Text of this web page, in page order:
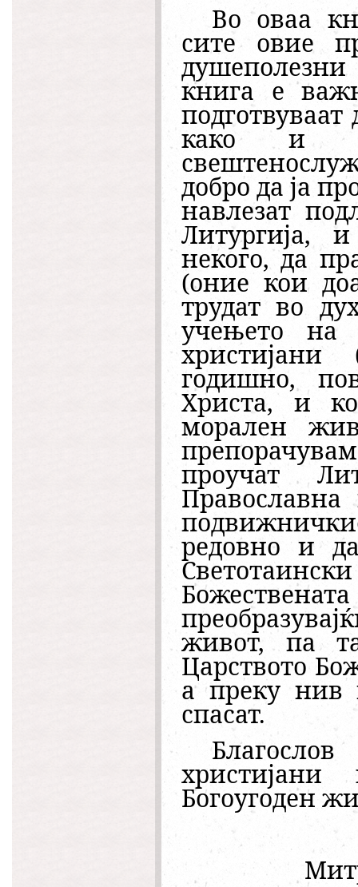
Во оваа
сите овие
душеполезни
книга е
како и
добро да ја
навлезат
Литургија,
некого, да
(оние кои
трудат во
учењето на
годишно,
Христа, и
морален
проучат
редовно и
живот, па
Царството
а преку нив
спасат.
Богоугоден